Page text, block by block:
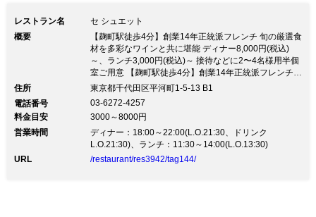
レストラン名
セ シュエット
概要
【麹町駅徒歩4分】創業14年正統派フレンチ 旬の厳選食
材を多彩なワインと共に堪能 ディナー8,000円(税込)
～、ランチ3,000円(税込)～ 接待などに2〜4名様用半個
室ご用意 【麹町駅徒歩4分】創業14年正統派フレンチ
旬の厳選食材を多彩なワインと共に堪能 ディナー8,000
様用半個室ご用意※価格変更致しました。 クリスマス
ディナー12月21日〜25日14300円(税込) ◇ディナーコ
ース 前菜＆メイン！本場仕込みの味を堪能する本格フ
レンチ全4品 MenuA8,000円(税込) 【記念日ディナー】
シャンパン＆デザート盛合せ！本場星付き店出身シェフ
住所
東京都千代田区平河町1-5-13 B1
電話番号
03-6272-4257
料金目安
3000～8000円
営業時間
ディナー：18:00～22:00(L.O.21:30、ドリンク
L.O.21:30)、ランチ：11:30～14:00(L.O.13:30)
URL
/restaurant/res3942/tag144/